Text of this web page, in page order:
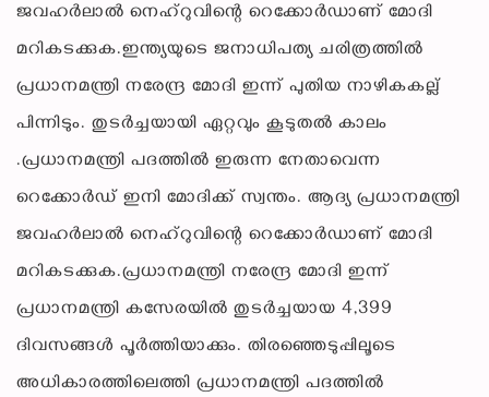
ജവഹര്‍ലാല്‍ നെഹ്റുവിന്റെ റെക്കോര്‍ഡാണ് മോദി
മറികടക്കുക.ഇന്ത്യയുടെ ജനാധിപത്യ ചരിത്രത്തില്‍
പ്രധാനമന്ത്രി നരേന്ദ്ര മോദി ഇന്ന് പുതിയ നാഴികകല്ല്
പിന്നിടും. തുടര്‍ച്ചയായി ഏറ്റവും കൂടുതല്‍ കാലം
.പ്രധാനമന്ത്രി പദത്തില്‍ ഇരുന്ന നേതാവെന്ന
റെക്കോര്‍ഡ് ഇനി മോദിക്ക് സ്വന്തം. ആദ്യ പ്രധാനമന്ത്രി
ജവഹര്‍ലാല്‍ നെഹ്റുവിന്റെ റെക്കോര്‍ഡാണ് മോദി
മറികടക്കുക.പ്രധാനമന്ത്രി നരേന്ദ്ര മോദി ഇന്ന്
പ്രധാനമന്ത്രി കസേരയില്‍ തുടര്‍ച്ചയായ 4,399
ദിവസങ്ങള്‍ പൂര്‍ത്തിയാക്കും. തിരഞ്ഞെടുപ്പിലൂടെ
അധികാരത്തിലെത്തി പ്രധാനമന്ത്രി പദത്തില്‍